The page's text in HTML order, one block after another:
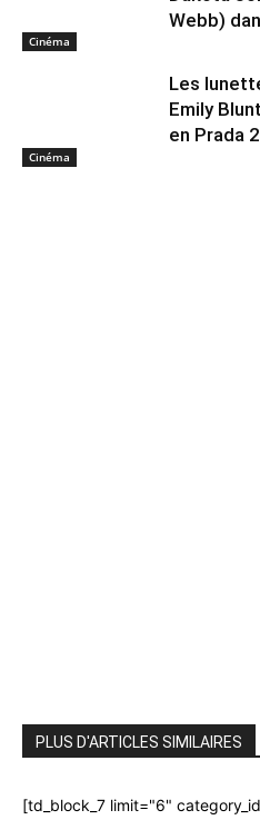
Cinéma
Webb)
Cinéma
Les
Emily
en Prada
PLUS D'ARTICLES SIMILAIRES
[td_block_7 limit="6"